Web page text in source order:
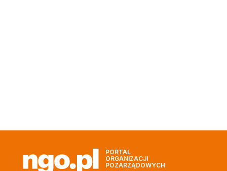
PORTAL
ORGANIZACJI
POZARZĄDOWYCH